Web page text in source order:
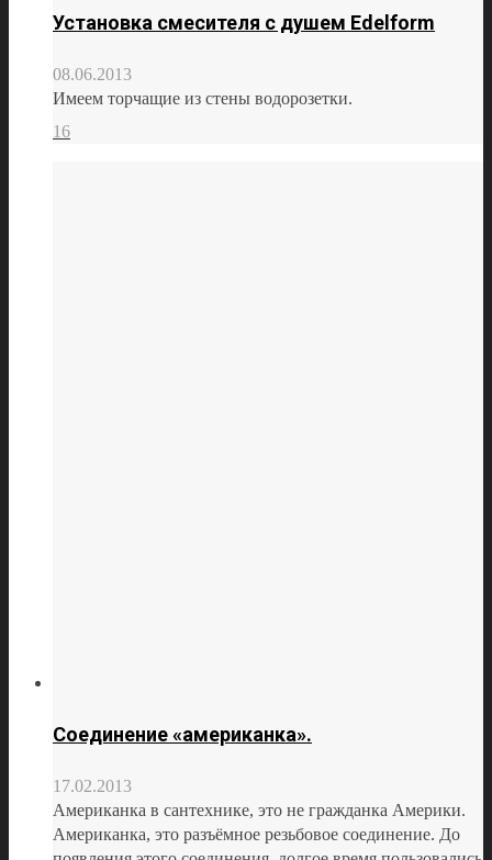
Установка смесителя с душем Edelform
08.06.2013
Имеем торчащие из стены водорозетки.
16
Соединение «американка».
17.02.2013
Американка в сантехнике, это не гражданка Америки.
Американка, это разъёмное резьбовое соединение. До